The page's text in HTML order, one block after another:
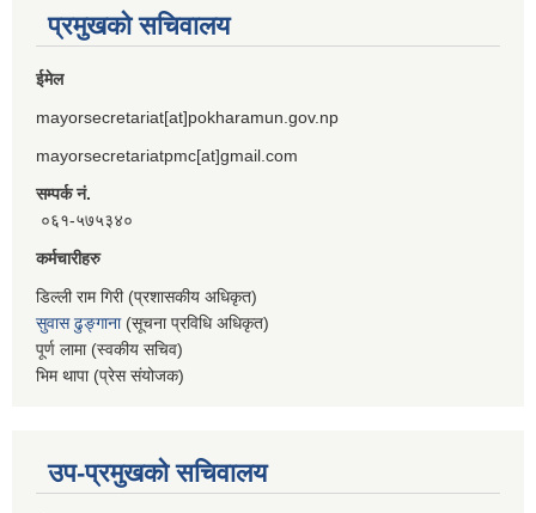
प्रमुखको सचिवालय
ईमेल
mayorsecretariat[at]pokharamun.gov.np
mayorsecretariatpmc[at]gmail.com
सम्पर्क नं.
०६१-५७५३४०
कर्मचारीहरु
डिल्ली राम गिरी (प्रशासकीय अधिकृत)
सुवास ढुङ्गाना(सूचना प्रविधि अधिकृत)
पूर्ण लामा (स्वकीय सचिव)
भिम थापा (प्रेस संयोजक)
उप-प्रमुखको सचिवालय